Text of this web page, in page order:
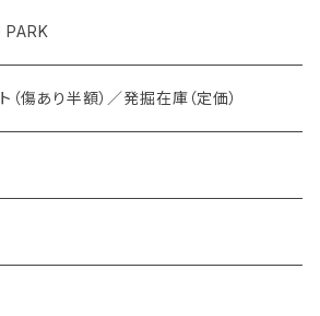
PARK
傷あり半額）／発掘在庫（定価）